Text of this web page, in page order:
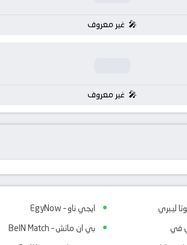
غير معروف
غير معروف
ايجي ناو – EgyNow
بي ان ماتش – BeIN Match